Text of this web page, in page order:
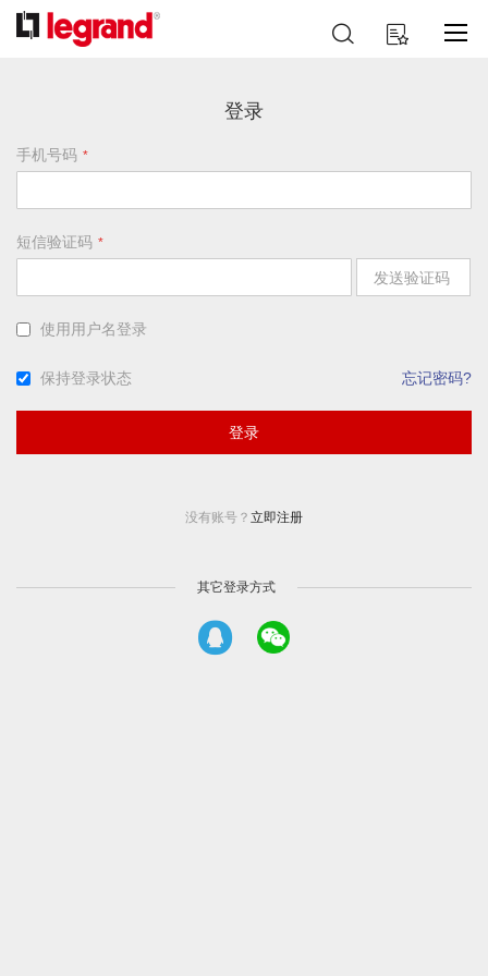
跳
到
我的购物车
索
登录
手机号码
短信验证码
发送验证码
使用用户名登录
保持登录状态 忘记密码?
登录
没有账号？ 立即注册
其它登录方式